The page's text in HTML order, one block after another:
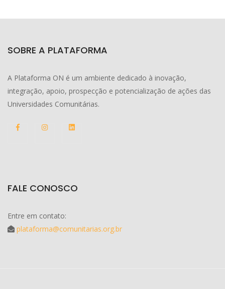
SOBRE A PLATAFORMA
A Plataforma ON é um ambiente dedicado à inovação,
integração, apoio, prospecção e potencialização de ações das
Universidades Comunitárias.
FALE CONOSCO
Entre em contato:
plataforma@comunitarias.org.br